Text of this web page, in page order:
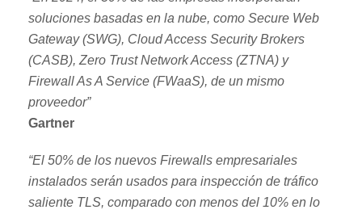
soluciones basadas en la nube, como Secure Web
Gateway (SWG), Cloud Access SecurityBrokers
(CASB), Zero Trust Network Access (ZTNA) y
Firewall As A Service (FWaaS), de un mismo
proveedor”
Gartner
“El 50% de los nuevos Firewalls empresariales
instalados serán usados para inspección de tráfico
saliente TLS, comparado con menos del 10% en lo